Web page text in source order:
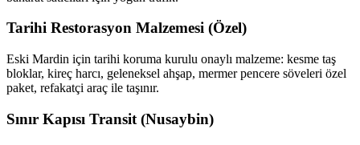
Tarihi Restorasyon Malzemesi (Özel)
Eski Mardin için tarihi koruma kurulu onaylı malzeme: kesme taş
bloklar, kireç harcı, geleneksel ahşap, mermer pencere söveleri özel
paket, refakatçi araç ile taşınır.
Sınır Kapısı Transit (Nusaybin)